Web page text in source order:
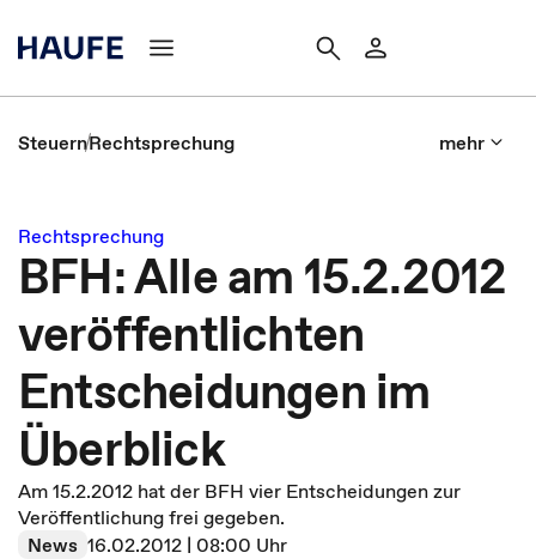
SteuernRechtsprechung mehr
Rechtsprechung
BFH: Alle am 15.2.2012
veröffentlichten
Entscheidungen im
Überblick
Am 15.2.2012 hat der BFH vier Entscheidungen zur
Veröffentlichung frei gegeben.
News 16.02.2012 | 08:00 Uhr